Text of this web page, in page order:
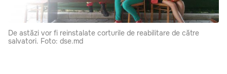
De astăzi vor fi reinstalate corturile de reabilitare de către
salvatori. Foto: dse.md